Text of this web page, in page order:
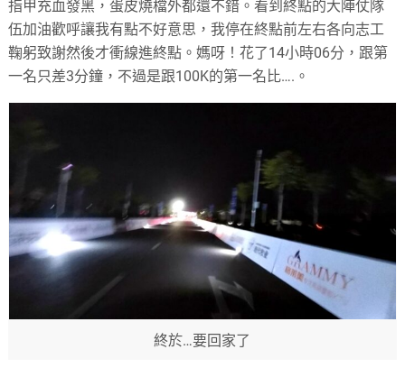
指甲充血發黑，蛋皮燒檔外都還不錯。看到終點的大陣仗隊
伍加油歡呼讓我有點不好意思，我停在終點前左右各向志工
鞠躬致謝然後才衝線進終點。媽呀！花了14小時06分，跟第
一名只差3分鐘，不過是跟100K的第一名比….。
終於…要回家了